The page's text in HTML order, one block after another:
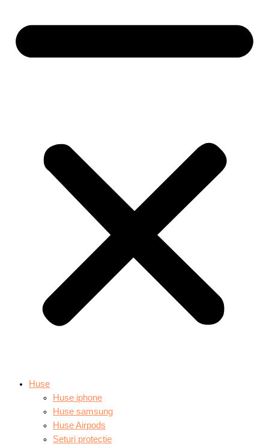
Huse
Huse iphone
Huse samsung
Huse Airpods
Seturi protectie